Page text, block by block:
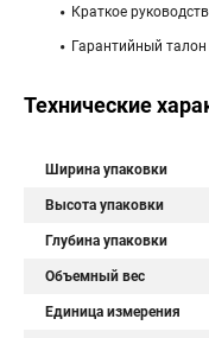
Краткое
Гарантийный талон
Технические
Ширина упаковки
Высота упаковки
Глубина упаковки
Объемный вес
Единица измерения